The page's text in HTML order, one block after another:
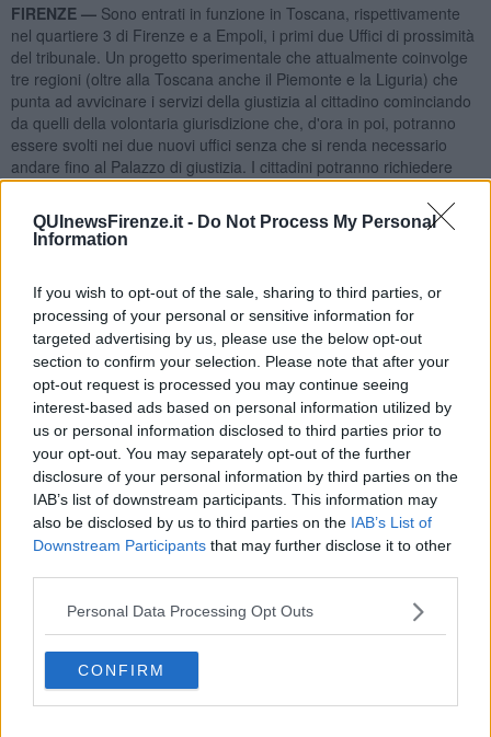
QUInewsFirenze.it - Do Not Process My Personal
Information
If you wish to opt-out of the sale, sharing to third parties, or
processing of your personal or sensitive information for
targeted advertising by us, please use the below opt-out
section to confirm your selection. Please note that after your
opt-out request is processed you may continue seeing
interest-based ads based on personal information utilized by
us or personal information disclosed to third parties prior to
your opt-out. You may separately opt-out of the further
disclosure of your personal information by third parties on the
IAB’s list of downstream participants. This information may
also be disclosed by us to third parties on the IAB’s List of
Downstream Participants that may further disclose it to other
Personal Data Processing Opt Outs
CONFIRM
FIRENZE — Sono entrati in funzione in Toscana, rispettivamente
nel quartiere 3 di Firenze e a Empoli, i primi due Uffici di prossimità
del tribunale. Un progetto sperimentale che attualmente coinvolge
tre regioni (oltre alla Toscana anche il Piemonte e la Liguria) che
punta ad avvicinare i servizi della giustizia al cittadino cominciando
da quelli della volontaria giurisdizione che, d'ora in poi, potranno
essere svolti nei due nuovi uffici senza che si renda necessario
andare fino al Palazzo di giustizia. I cittadini potranno richiedere
documenti, svolgere pratiche ed esporre problematiche agli
avvocati. Anche le persone meno abbienti potranno trovare
risposte alle loro esigenze.
Alfonso Bonafede, è stato firmato un protocollo fra i sindaci delle
due città interessate, l'assessore regionale Vittorio Bugli, la
presidente della Corte di Appello di Firenze Margherita Cassano,
quella del tribunale di Firenze Marilena Rizzo, il presidente
dell'Ordine degli avvocati Sergio Paparo.
"Firenze è sempre stata un grande laboratorio di idee e di sfide,
sempre un passo avanti - ha dichiarato il ministro Bonafede -
Questo è un esperimento che noi vogliamo riprodurre in tutta Italia.
Il mio obiettivo è di avere mille uffici di prossimità entro il 2019.
Dobbiamo rinnovare l'immagine della giustizia in Italia. I cittadini la
considerano anni luca distante da loro. Questo è un modo per
avvicinare la giustizia ai cittadini".
"Gli uffici di prossimità, grazie anche alla collaborazione degli
avvocati, permetteranno ai cittadini di avere un unico punto di
contatto, un riferimento vicino al luogo di residenza, in grado di
fornire nel tempo un servizio completo di orientamento e di